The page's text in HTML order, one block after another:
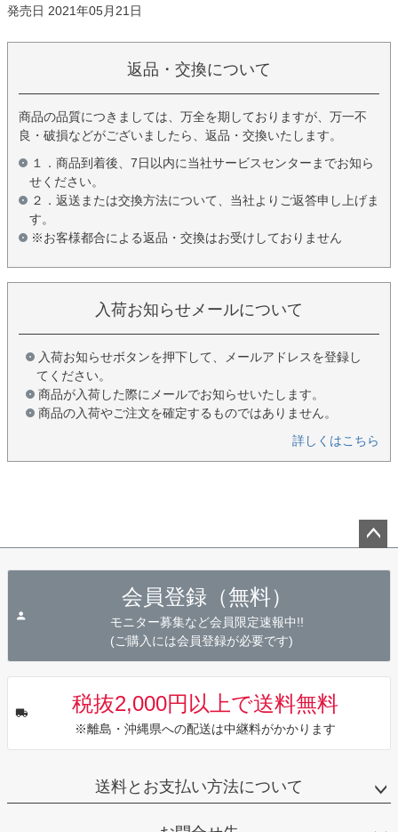
発売日 2021年05月21日
返品・交換について
商品の品質につきましては、万全を期しておりますが、万一不
良・破損などがございましたら、返品・交換いたします。
１．商品到着後、7日以内に当社サービスセンターまでお知ら
せください。
２．返送または交換方法について、当社よりご返答申し上げま
す。
※お客様都合による返品・交換はお受けしておりません
入荷お知らせメールについて
入荷お知らせボタンを押下して、メールアドレスを登録し
てください。
商品が入荷した際にメールでお知らせいたします。
商品の入荷やご注文を確定するものではありません。
詳しくはこちら
会員登録（無料）
モニター募集など会員限定速報中!!
(ご購入には会員登録が必要です)
税抜2,000円以上で送料無料
※離島・沖縄県への配送は中継料がかかります
送料とお支払い方法について